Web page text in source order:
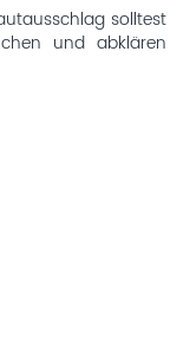
solltest
und abklären